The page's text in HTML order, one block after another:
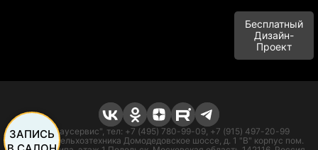
Бесплатный
Дизайн-
Проект
ООО "Баусервис", тел: +7 (495) 780-99-09, +7 (915) 497-20-99
Адрес: п. Сельхозтехника Домодедовское шоссе, д. 1 "В" корпус пом.
ЗАПИСЬ